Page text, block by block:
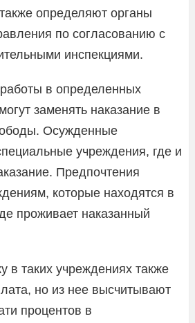
определяют органы
по согласованию с
инспекциями.
в определенных
заменять наказание в
Осужденные
учреждения, где и
Предпочтения
которые находятся в
проживает наказанный
в таких учреждениях также
но из нее высчитывают
процентов в